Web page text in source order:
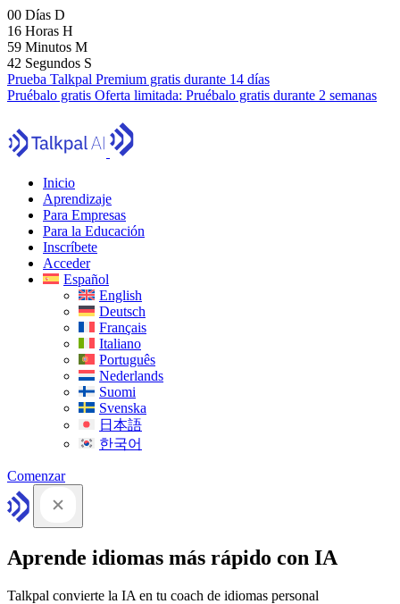
00 Días D
16 Horas H
59 Minutos M
41 Segundos S
Prueba Talkpal Premium gratis durante 14 días
Pruébalo gratis Oferta limitada: Pruébalo gratis durante 2 semanas
Inicio
Aprendizaje
Para Empresas
Para la Educación
Inscríbete
Acceder
Español
English
Deutsch
Français
Italiano
Português
Nederlands
Suomi
Svenska
日本語
한국어
Comenzar
Aprende idiomas más rápido con IA
Talkpal convierte la IA en tu coach de idiomas personal